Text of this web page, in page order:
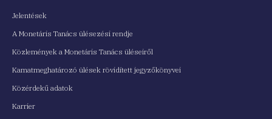
Jelentések
A Monetáris Tanács ülésezési rendje
Közlemények a Monetáris Tanács üléseiről
Kamatmeghatározó ülések rövidített jegyzőkönyvei
Közérdekű adatok
Karrier